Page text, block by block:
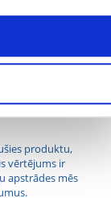
produktu,
vērtējums ir
apstrādes mēs